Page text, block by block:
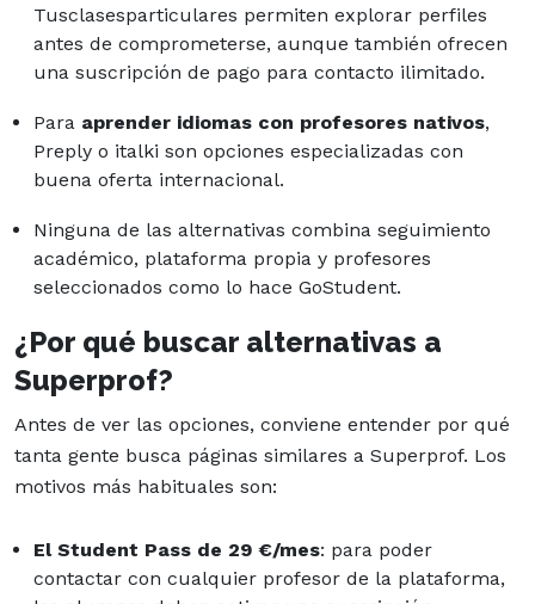
Tusclasesparticulares permiten explorar perfiles
antes de comprometerse, aunque también ofrecen
una suscripción de pago para contacto ilimitado.
Para aprender idiomas con profesores nativos,
Preply o italki son opciones especializadas con
buena oferta internacional.
Ninguna de las alternativas combina seguimiento
académico, plataforma propia y profesores
seleccionados como lo hace GoStudent.
¿Por qué buscar alternativas a
Superprof?
Antes de ver las opciones, conviene entender por qué
tanta gente busca páginas similares a Superprof. Los
motivos más habituales son:
El Student Pass de 29 €/mes: para poder
contactar con cualquier profesor de la plataforma,